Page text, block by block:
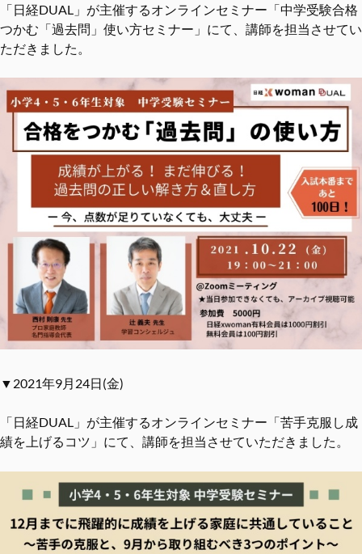
「日経DUAL」が主催するオンラインセミナー「中学受験合格
つかむ「過去問」使い方セミナー」にて、講師を担当させてい
ただきました。
▼2021年9月24日(金)
「日経DUAL」が主催するオンラインセミナー「苦手克服し成
績を上げるコツ」にて、講師を担当させていただきました。